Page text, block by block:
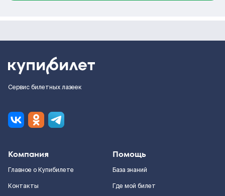
Сервис билетных лазеек
Компания
Главное о Купибилете
Контакты
Помощь
База знаний
Где мой билет